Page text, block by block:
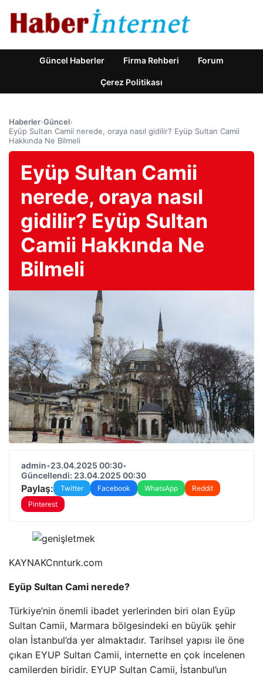
Güncel Haberler Firma Rehberi Forum
Çerez Politikası
Haberler›Güncel›
Eyüp Sultan Camii nerede, oraya nasıl gidilir? Eyüp Sultan Camii
Hakkında Ne Bilmeli
Eyüp Sultan Camii
nerede, oraya nasıl
gidilir? Eyüp Sultan
Camii Hakkında Ne
Bilmeli
admin•23.04.2025 00:30•
Güncellendi: 23.04.2025 00:30
Paylaş: Twitter Facebook WhatsApp
Reddit
Pinterest
KAYNAKCnnturk.com
Eyüp Sultan Cami nerede?
Türkiye’nin önemli ibadet yerlerinden biri olan Eyüp
Sultan Camii, Marmara bölgesindeki en büyük şehir
olan İstanbul’da yer almaktadır. Tarihsel yapısı ile öne
çıkan EYUP Sultan Camii, internette en çok incelenen
camilerden biridir. EYUP Sultan Camii, İstanbul’un